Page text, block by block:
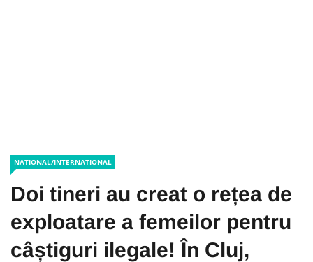
NATIONAL/INTERNATIONAL
Doi tineri au creat o rețea de
exploatare a femeilor pentru
câștiguri ilegale! În Cluj,